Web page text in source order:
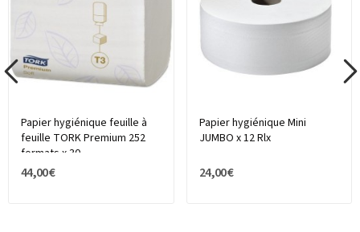
Papier hygiénique feuille à
feuille TORK Premium 252
formats x 30...
44,00 €
Papier hygiénique Mini
JUMBO x 12 Rlx
24,00 €